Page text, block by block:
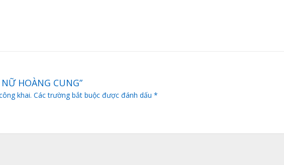
HOÀNG CUNG”
khai. Các trường bắt buộc được đánh dấu *